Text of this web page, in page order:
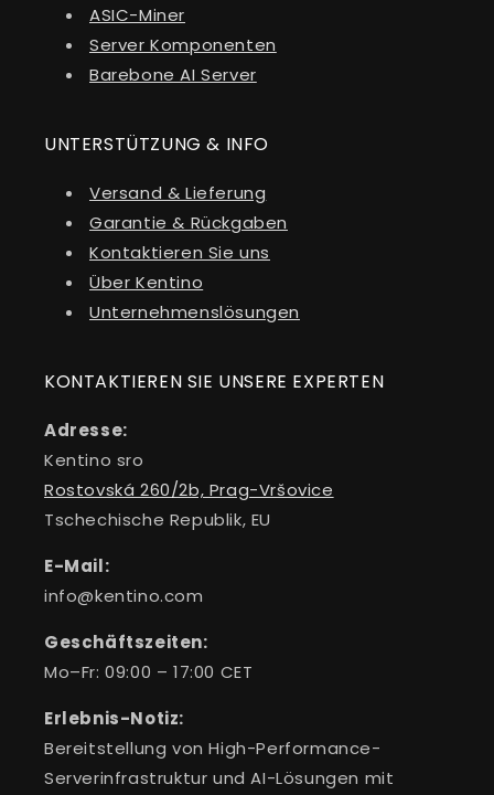
ASIC-Miner
Server Komponenten
Barebone AI Server
UNTERSTÜTZUNG & INFO
Versand & Lieferung
Garantie & Rückgaben
Kontaktieren Sie uns
Über Kentino
Unternehmenslösungen
KONTAKTIEREN SIE UNSERE EXPERTEN
Adresse:
Kentino sro
Rostovská 260/2b, Prag-Vršovice
Tschechische Republik, EU
E-Mail:
info@kentino.com
Geschäftszeiten:
Mo–Fr: 09:00 – 17:00 CET
Erlebnis-Notiz:
Bereitstellung von High-Performance-
Serverinfrastruktur und AI-Lösungen mit